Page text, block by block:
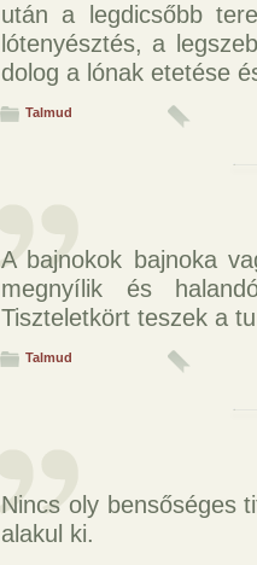
után a legdicsőbb
lótenyésztés, a
dolog a lónak etetése
Talmud
A bajnokok bajnoka
megnyílik és
Tiszteletkört teszek a
Talmud
Nincs oly bensőséges
alakul ki.